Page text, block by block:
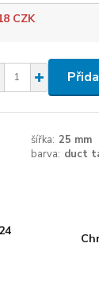
CZK
šířka: 25 mm
barva: duct